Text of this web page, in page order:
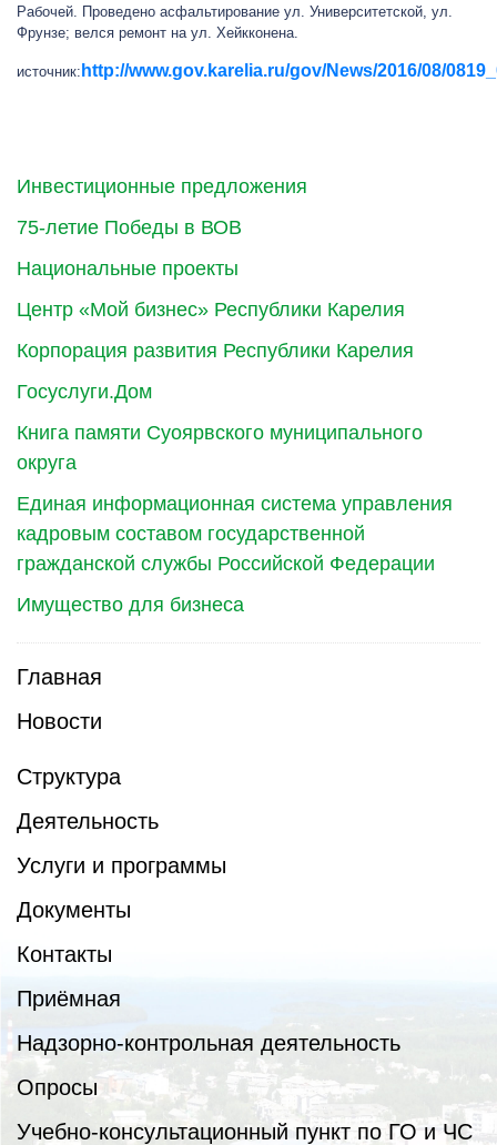
Инвестиционные предложения
75-летие Победы в ВОВ
Национальные проекты
Центр «Мой бизнес» Республики Карелия
Корпорация развития Республики Карелия
Госуслуги.Дом
Книга памяти Суоярвского муниципального
округа
Единая информационная система управления
кадровым составом государственной
гражданской службы Российской Федерации
Имущество для бизнеса
Главная
Новости
Структура
Деятельность
Услуги и программы
Документы
Контакты
Приёмная
Надзорно-контрольная деятельность
Опросы
Учебно-консультационный пункт по ГО и ЧС
Рабочей. Проведено асфальтирование ул. Университетской, ул.
Фрунзе; велся ремонт на ул. Хейкконена.
источник: http://www.gov.karelia.ru/gov/News/2016/08/